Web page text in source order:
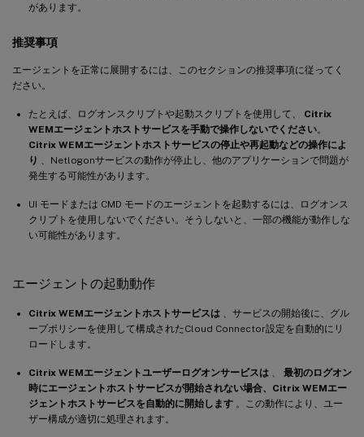
があります。
推奨事項
エージェントを正常に展開するには、このセクションの推奨事項に従ってく
ださい。
たとえば、ログオンスクリプトや起動スクリプトを使用して、 Citrix
WEMエージェントホストサービスを手動で操作しないでください。
Citrix WEMエージェントホストサービスの停止や再起動などの操作によ
り
、Netlogonサービスの動作が停止し、他のアプリケーションで問題が
発生する可能性があります。
UI モードまたは CMD モードのエージェントを起動するには、ログオンス
クリプトを使用しないでください。そうしないと、一部の機能が動作しな
い可能性があります。
エージェントの起動動作
Citrix WEMエージェントホストサービスは 、サービスの開始後に、グル
ープポリシーを使用して構成されたCloud Connector設定を自動的にリ
ロードします。
Citrix WEMエージェントユーザーログオンサービスは
最初のログオン
時にエージェントホストサービスが開始されない場合、Citrix WEMエー
ジェントホストサービスを自動的に開始します 。この動作により、ユー
ザー構成が適切に処理されます。